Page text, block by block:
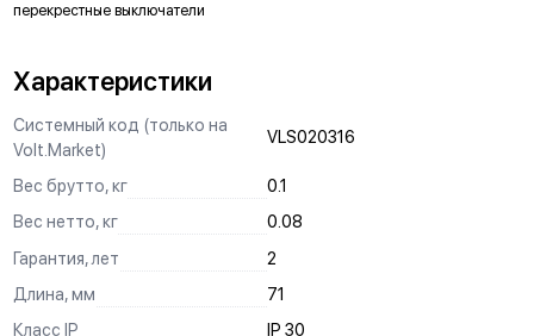
МАРКИРОВКА
проводов, упрощающая и ускоряющая процесс монтажа.
АНКЕРНОЕ КРЕПЛЕНИЕ
Надежно фиксирует механизм в подрозетнике, не мешая
монтажу и не выпадая из свободного положения.
ЗАЩИТА
Механизм выполнен с учетом защиты проводов от
повреждений при установке, обеспечивая безопасную
эксплуатацию и исключая вероятность замыкания на детали
перекрестные выключатели
Характеристики
Системный код (только на
Volt.Market)
VLS020316
Вес брутто, кг
0.1
Вес нетто, кг
0.08
Гарантия, лет
2
Длина, мм
71
Класс IP
IP 30